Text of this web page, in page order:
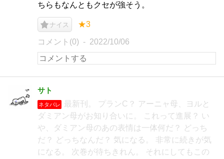
ちらもなんともクセが強そう。
ナイス ★3
コメント(0) 2022/10/06
サト
ネタバレ
最新刊。 プランC？ アーニャ母、ヨルと
ダミアン母がお知り合いに。 これって進展？ い
や、ダミアン母のあの表情は一体何だ？ どっち
だ？ どっちなんだ？ 気になる。 非常に続きが気
になる。 次巻が待ちきれん。 それにしてもこの